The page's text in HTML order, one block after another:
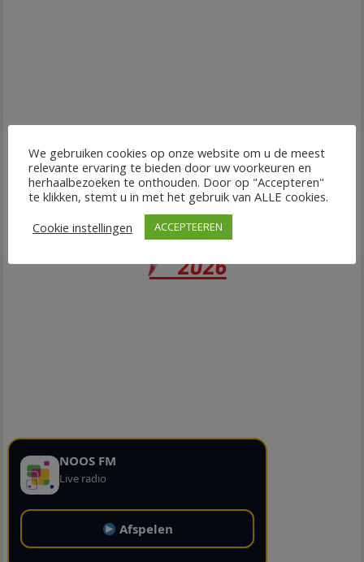
NOOS FM
Live radio
Afspelen
We gebruiken cookies op onze website om u de meest
relevante ervaring te bieden door uw voorkeuren en
herhaalbezoeken te onthouden. Door op "Accepteren"
te klikken, stemt u in met het gebruik van ALLE cookies.
Cookie instellingen
ACCEPTEEREN